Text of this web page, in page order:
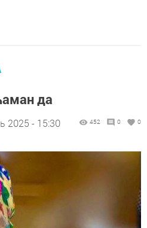
да
2025 - 15:30 452 0 0